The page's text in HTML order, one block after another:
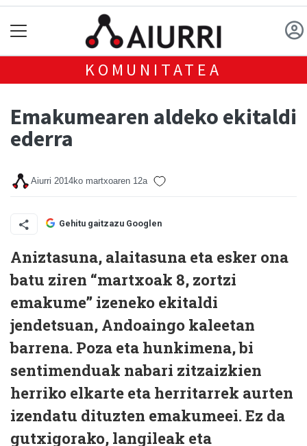
KOMUNITATEA
Emakumearen aldeko ekitaldi
ederra
Aiurri 2014ko martxoaren 12a
Gehitu gaitzazu Googlen
Aniztasuna, alaitasuna eta esker ona
batu ziren “martxoak 8, zortzi
emakume” izeneko ekitaldi
jendetsuan, Andoaingo kaleetan
barrena. Poza eta hunkimena, bi
sentimenduak nabari zitzaizkien
herriko elkarte eta herritarrek aurten
izendatu dituzten emakumeei. Ez da
gutxigorako, langileak eta